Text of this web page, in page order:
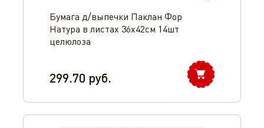
Бумага д/выпечки Паклан Фор
Натура в листах 36х42см 14шт
целюлоза
299.70 руб.